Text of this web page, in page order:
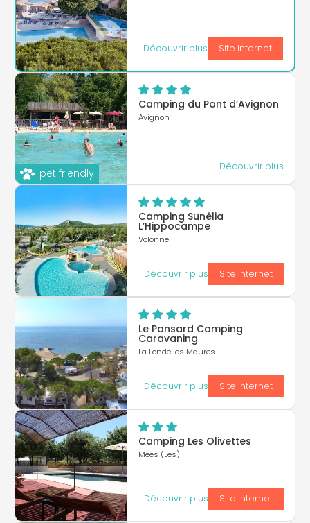
Découvrir plus Site Internet
pet friendly
Camping du Pont d’Avignon
Avignon
Découvrir plus
Camping Sunêlia
L’Hippocampe
Volonne
Découvrir plus Site Internet
Le Pansard Camping
Caravaning
La Londe les Maures
Découvrir plus Site Internet
Camping Les Olivettes
Mées (Les)
Découvrir plus Site Internet